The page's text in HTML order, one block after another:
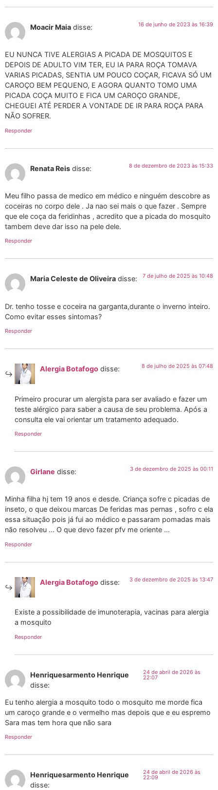
Moacir Maia disse: 16 de junho de 2023 às 16:39
EU NUNCA TIVE ALERGIAS A PICADA DE MOSQUITOS E
DEPOIS DE ADULTO VIM TER, EU IA PARA ROÇA TOMAVA
VARIAS PICADAS, SENTIA UM POUCO COÇAR, FICAVA SÓ UM
CAROÇO BEM PEQUENO, E AGORA QUANTO TOMO UMA
PICADA COÇA MUITO E FICA UM CAROÇO GRANDE,
CHEGUEI ATÉ PERDER A VONTADE DE IR PARA ROÇA PARA
NÃO SOFRER.
Responder
Renata Reis disse: 8 de dezembro de 2023 às 15:33
Meu filho passa de medico em médico e ninguém descobre as
coceiras no corpo dele . Ja nao sei mais o que fazer . Sempre
que ele coça da feridinhas , acredito que a picada do mosquito
tambem deve dar isso na pele dele.
Responder
Maria Celeste de Oliveira disse: 7 de julho de 2025 às 10:48
Dr. tenho tosse e coceira na garganta,durante o inverno inteiro.
Como evitar esses sintomas?
Responder
Alergia Botafogo disse: 8 de julho de 2025 às 07:48
Primeiro procurar um alergista para ser avaliado e fazer um
teste alérgico para saber a causa de seu problema. Após a
consulta ele vai orientar um tratamento adequado.
Responder
Girlane disse: 3 de dezembro de 2025 às 00:11
Minha filha hj tem 19 anos e desde. Criança sofre c picadas de
inseto, o que deixou marcas De feridas mas pernas , sofro c ela
essa situação pois já fui ao médico e passaram pomadas mais
não resolveu … O que devo fazer pfv me oriente …
Responder
Alergia Botafogo disse: 3 de dezembro de 2025 às 13:47
Existe a possibilidade de imunoterapia, vacinas para alergia
a mosquito
Responder
Henriquesarmento Henrique
disse:
24 de abril de 2026 às
22:07
Eu tenho alergia a mosquito todo o mosquito me morde fica
um caroço grande e o vermelho mas depois que e eu espremo
Sara mas tem hora que não sara
Responder
Henriquesarmento Henrique
disse:
24 de abril de 2026 às
22:09